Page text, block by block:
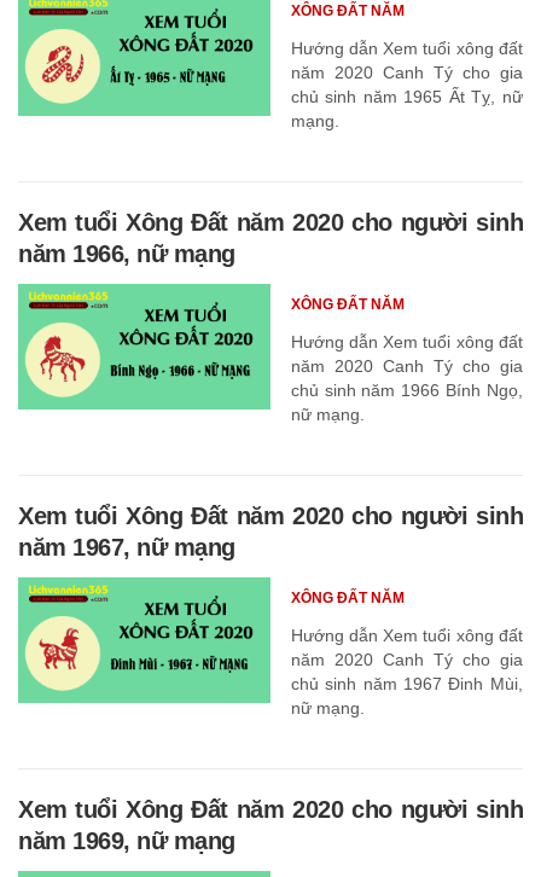
Hướng dẫn Xem tuổi xông đất
năm 2020 Canh Tý cho gia
chủ sinh năm 1965 Ất Tỵ, nữ
mạng.
XÔNG ĐẤT NĂM
Xem tuổi Xông Đất năm 2020 cho người sinh
năm 1966, nữ mạng
Hướng dẫn Xem tuổi xông đất
năm 2020 Canh Tý cho gia
chủ sinh năm 1966 Bính Ngọ,
nữ mạng.
XÔNG ĐẤT NĂM
Xem tuổi Xông Đất năm 2020 cho người sinh
năm 1967, nữ mạng
Hướng dẫn Xem tuổi xông đất
năm 2020 Canh Tý cho gia
chủ sinh năm 1967 Đinh Mùi,
nữ mạng.
XÔNG ĐẤT NĂM
Xem tuổi Xông Đất năm 2020 cho người sinh
năm 1969, nữ mạng